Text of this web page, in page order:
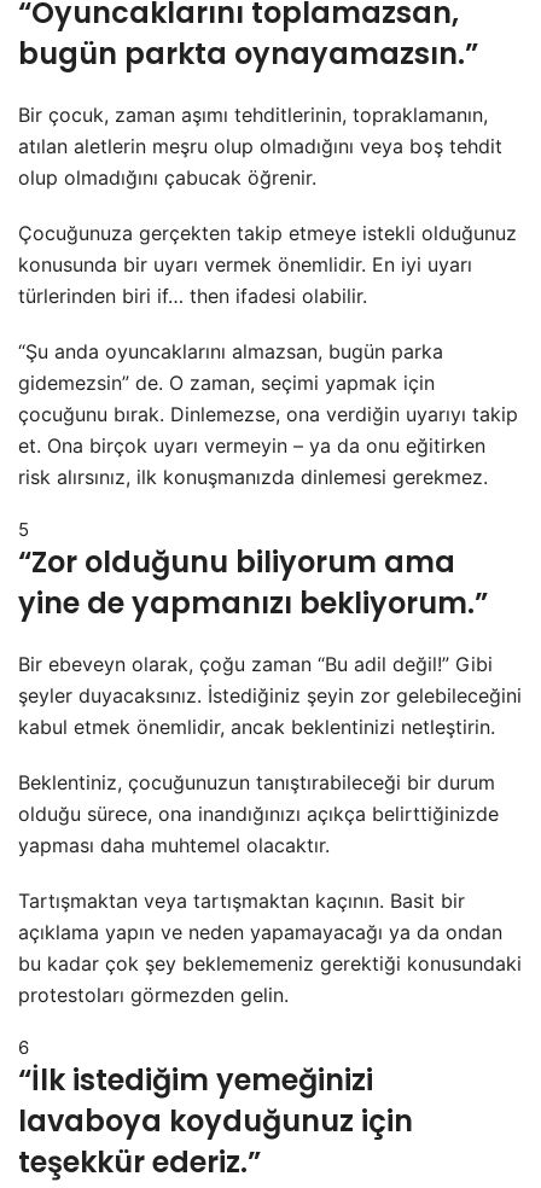
“Oyuncaklarını toplamazsan,
bugün parkta oynayamazsın.”
Bir çocuk, zaman aşımı tehditlerinin, topraklamanın,
atılan aletlerin meşru olup olmadığını veya boş tehdit
olup olmadığını çabucak öğrenir.
Çocuğunuza gerçekten takip etmeye istekli olduğunuz
konusunda bir uyarı vermek önemlidir. En iyi uyarı
türlerinden biri if… then ifadesi olabilir.
“Şu anda oyuncaklarını almazsan, bugün parka
gidemezsin” de. O zaman, seçimi yapmak için
çocuğunu bırak. Dinlemezse, ona verdiğin uyarıyı takip
et. Ona birçok uyarı vermeyin – ya da onu eğitirken
risk alırsınız, ilk konuşmanızda dinlemesi gerekmez.
5
“Zor olduğunu biliyorum ama
yine de yapmanızı bekliyorum.”
Bir ebeveyn olarak, çoğu zaman “Bu adil değil!” Gibi
şeyler duyacaksınız. İstediğiniz şeyin zor gelebileceğini
kabul etmek önemlidir, ancak beklentinizi netleştirin.
Beklentiniz, çocuğunuzun tanıştırabileceği bir durum
olduğu sürece, ona inandığınızı açıkça belirttiğinizde
yapması daha muhtemel olacaktır.
Tartışmaktan veya tartışmaktan kaçının. Basit bir
açıklama yapın ve neden yapamayacağı ya da ondan
bu kadar çok şey beklememeniz gerektiği konusundaki
protestoları görmezden gelin.
6
“İlk istediğim yemeğinizi
lavaboya koyduğunuz için
teşekkür ederiz.”